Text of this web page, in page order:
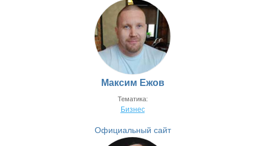
Максим Ежов
Тематика:
Бизнес
Официальный сайт